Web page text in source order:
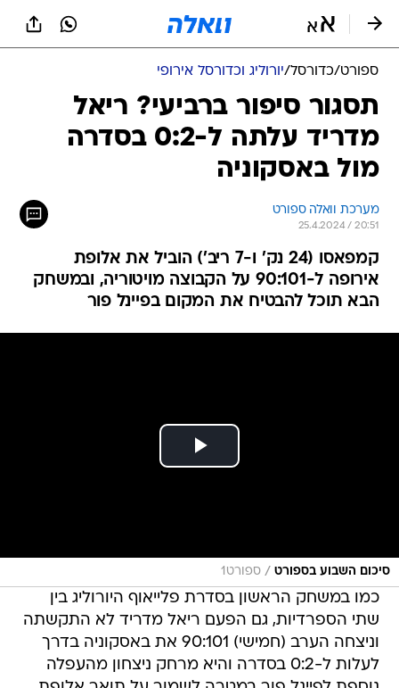
ספורט/כדורסל/יורוליג וכדורסל אירופי
תסגור סיפור ברביעי? ריאל
מדריד עלתה ל-0:2 בסדרה
מול באסקוניה
מערכת וואלה ספורט
25.4.2024 / 20:51
קמפאסו (24 נק' ו-7 ריב') הוביל את אלופת
אירופה ל-90:101 על הקבוצה מויטוריה, ובמשחק
הבא תוכל להבטיח את המקום בפיינל פור
סיכום השבוע בספורט / ספורט1
כמו במשחק הראשון בסדרת פלייאוף היורוליג בין
שתי הספרדיות, גם הפעם ריאל מדריד לא התקשתה
וניצחה הערב (חמישי) 90:101 את באסקוניה בדרך
לעלות ל-0:2 בסדרה והיא מרחק ניצחון מהעפלה